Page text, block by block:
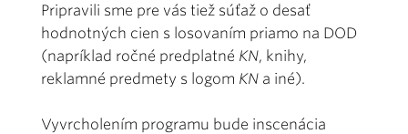
Pripravili sme pre vás tiež súťaž o desať
hodnotných cien s losovaním priamo na DOD
(napríklad ročné predplatné KN, knihy,
reklamné predmety s logom KN a iné).
Vyvrcholením programu bude inscenácia